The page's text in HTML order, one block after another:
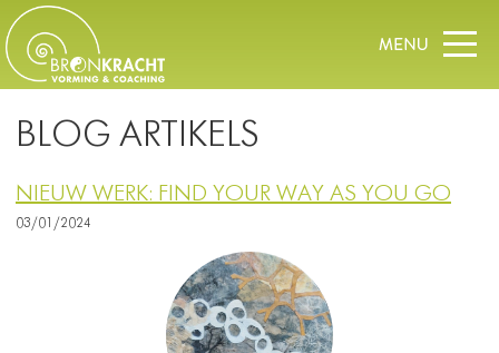
BLOG ARTIKELS
NIEUW WERK: FIND YOUR WAY AS YOU GO
03/01/2024